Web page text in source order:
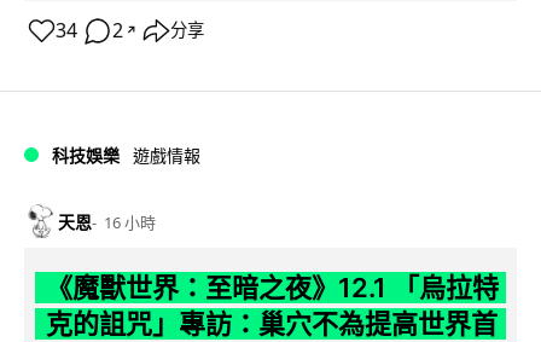
34 2 ↗ 分享
科技娛樂 遊戲情報
天恩 16 小時
《魔獸世界：至暗之夜》12.1 「烏拉特
克的詛咒」專訪：巢穴不為提高世界首